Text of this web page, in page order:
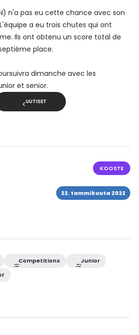
n'a pas eu cette chance avec son
a eu trois chutes qui ont
Ils ont obtenu un score total de
place.
dimanche avec les
et senior.
UUTISET
KOOSTE
22. tammikuuta 2022
Competitions
Junior